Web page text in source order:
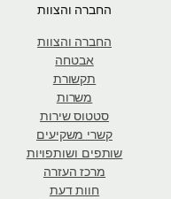
החברה והצוות
החברה והצוות
אבטחה
תקשורת
משרות
סטטוס שירות
קשרי משקיעים
שותפים ושותפויות
מרכז העזרה
חוות דעת